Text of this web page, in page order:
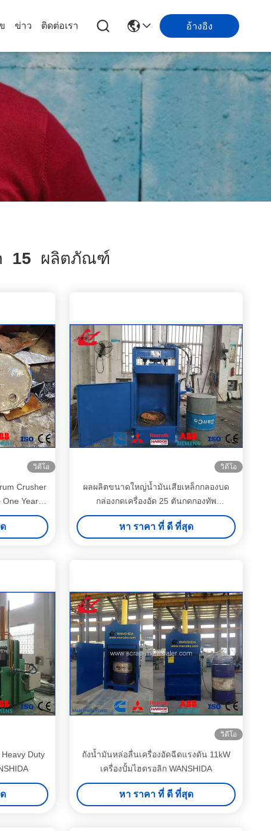
ข่าว ติดต่อเรา อ้างอิง
15 ผลิตภัณฑ์
วิดีโอ
Crusher
Year
วิดีโอ
ผลผลิตขนาดใหญ่น้ำมันเสียเหล็กกลองบด
กล่องกดเครื่องอัด 25 ตันกดกองทัพ
ประสิทธิภาพการทำงานที่มั่นคงสูง
หา ราคา ที่ ดี ที่สุด
Duty
วิดีโอ
ถังน้ำมันหล่อลื่นเครื่องอัดฉีดแรงดัน 11kW
เครื่องปั้มไฮดรอลิก WANSHIDA
หา ราคา ที่ ดี ที่สุด